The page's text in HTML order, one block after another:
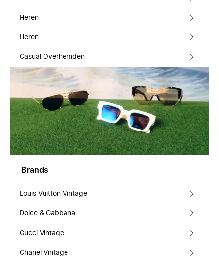
Heren
Heren
Casual Overhemden
Brands
Louis Vuitton Vintage
Dolce & Gabbana
Gucci Vintage
Chanel Vintage